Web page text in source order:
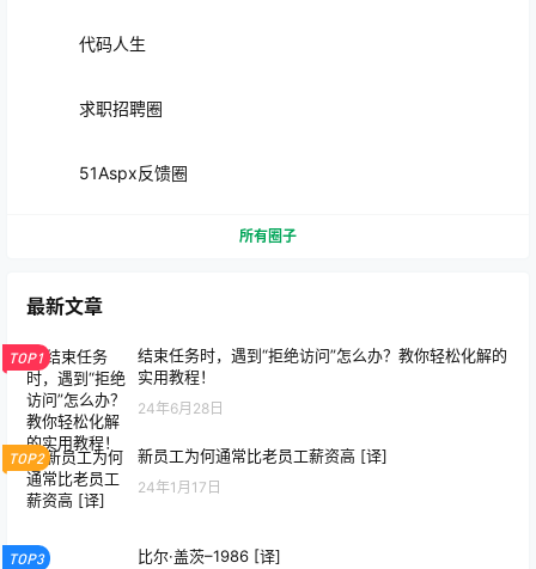
代码人生
求职招聘圈
51Aspx反馈圈
所有圈子
最新文章
TOP1
结束任务时，遇到“拒绝访问”怎么办？教你轻松化解的
实用教程！
24年6月28日
TOP2 新员工为何通常比老员工薪资高 [译]
24年1月17日
TOP3 比尔·盖茨–1986 [译]